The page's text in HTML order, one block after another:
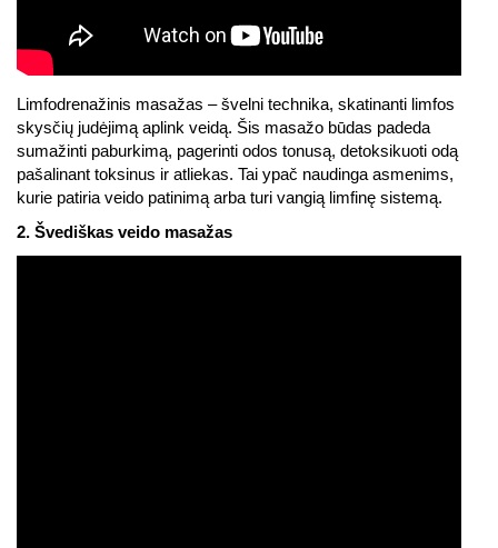
Limfodrenažinis masažas – švelni technika, skatinanti limfos
skysčių judėjimą aplink veidą. Šis masažo būdas padeda
sumažinti paburkimą, pagerinti odos tonusą, detoksikuoti odą
pašalinant toksinus ir atliekas. Tai ypač naudinga asmenims,
kurie patiria veido patinimą arba turi vangią limfinę sistemą.
2. Švediškas veido masažas